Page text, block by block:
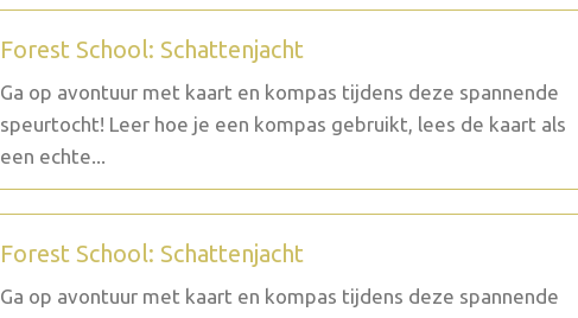
Forest School: Schattenjacht
Ga op avontuur met kaart en kompas tijdens deze spannende
speurtocht! Leer hoe je een kompas gebruikt, lees de kaart als
een echte...
Forest School: Schattenjacht
Ga op avontuur met kaart en kompas tijdens deze spannende